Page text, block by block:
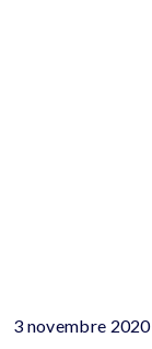
3 novembre 2020